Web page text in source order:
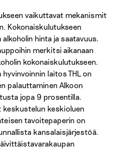
vaikuttavat mekanismit
Kokonaiskulutukseen
hinta ja saatavuus.
merkitsi aikanaan
kokonaiskulutukseen.
laitos THL on
palauttaminen Alkoon
jopa 9 prosentilla.
keskioluen
tavoitepaperin on
kansalaisjärjestöä.